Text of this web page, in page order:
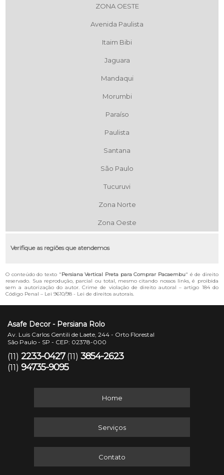
ZONA OESTE
Avenida Paulista
Itaim Bibi
Jaguara
Mandaqui
Morumbi
Paraíso
Paulista
Santana
São Paulo
Tucuruvi
Zona Norte
Zona Oeste
Verifique as regiões que atendemos
O conteúdo do texto "Persiana Vertical Preta para Comprar Pacaembu" é de direito
reservado. Sua reprodução, parcial ou total, mesmo citando nossos links, é proibida
sem a autorização do autor. Crime de violação de direito autoral – artigo 184 do
Código Penal – Lei 9610/98 - Lei de direitos autorais
Asafe Decor - Persiana Rolo
Av. Luis Carlos Gentili de Laete, 244 - Orto Florestal
São Paulo - SP - CEP: 02378-000
(11) 2233-0427 (11) 3854-2623
(11) 94735-9095
Home
Serviços
Contato